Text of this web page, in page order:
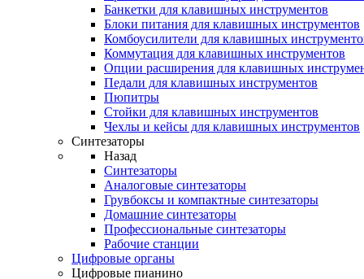
Банкетки для клавишных инструментов
Блоки питания для клавишных инструментов
Комбоусилители для клавишных
Коммутация для клавишных инструментов
Опции расширения для клавишных
Педали для клавишных инструментов
Пюпитры
Стойки для клавишных инструментов
Чехлы и кейсы для клавишных инструментов
Синтезаторы
Назад
Синтезаторы
Аналоговые синтезаторы
Грувбоксы и компактные синтезаторы
Домашние синтезаторы
Профессиональные синтезаторы
Рабочие станции
Цифровые органы
Цифровые пианино